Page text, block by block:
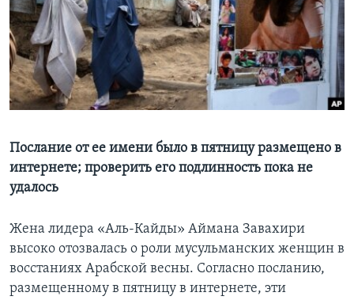
Learning English
СОЦИАЛЬНЫЕ СЕТИ
Языки
Послание от ее имени было в пятницу размещено в
интернете; проверить его подлинность пока не
удалось
Жена лидера «Аль-Кайды» Аймана Завахири
высоко отозвалась о роли мусульманских женщин в
восстаниях Арабской весны. Согласно посланию,
размещенному в пятницу в интернете, эти